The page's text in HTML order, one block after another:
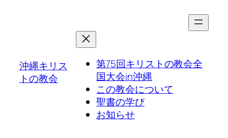
沖縄キリス
トの教会
第75回キリストの教会全
国大会in沖縄
この教会について
聖書の学び
お知らせ